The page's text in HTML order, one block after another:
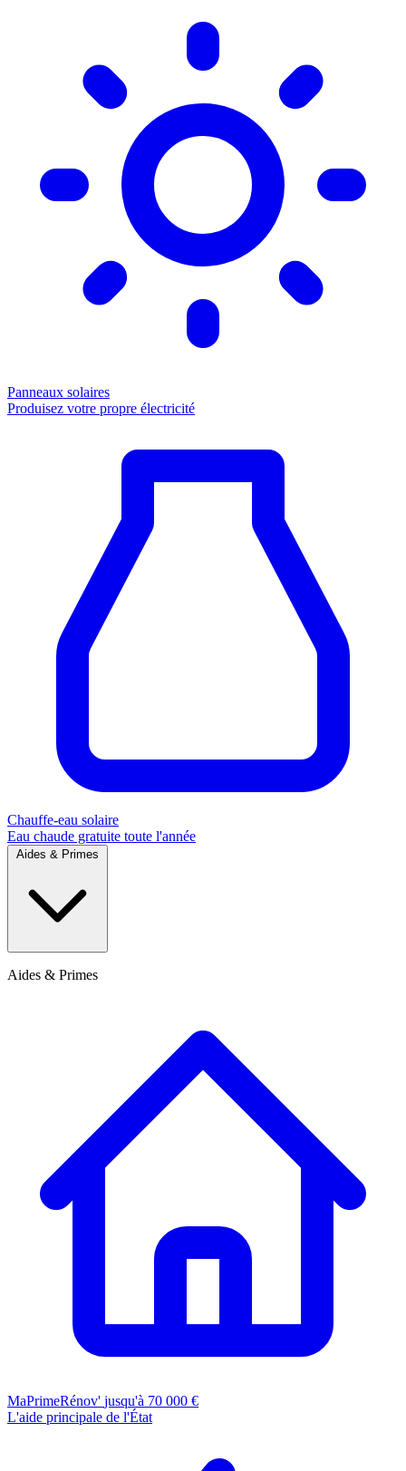
Panneaux solaires
Produisez votre propre électricité
Chauffe-eau solaire
Eau chaude gratuite toute l'année
Aides & Primes
MaPrimeRénov' jusqu'à 70 000 €
L'aide principale de l'État